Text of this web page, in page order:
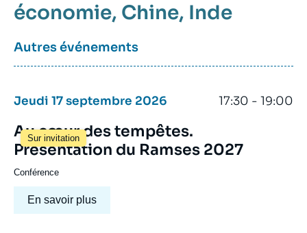
économie Chine Inde
Autres événements
Jeudi 17 septembre 2026 17:30 - 19:00
Sur invitation
Au cœur des tempêtes.
Présentation du Ramses 2027
Conférence
En savoir plus